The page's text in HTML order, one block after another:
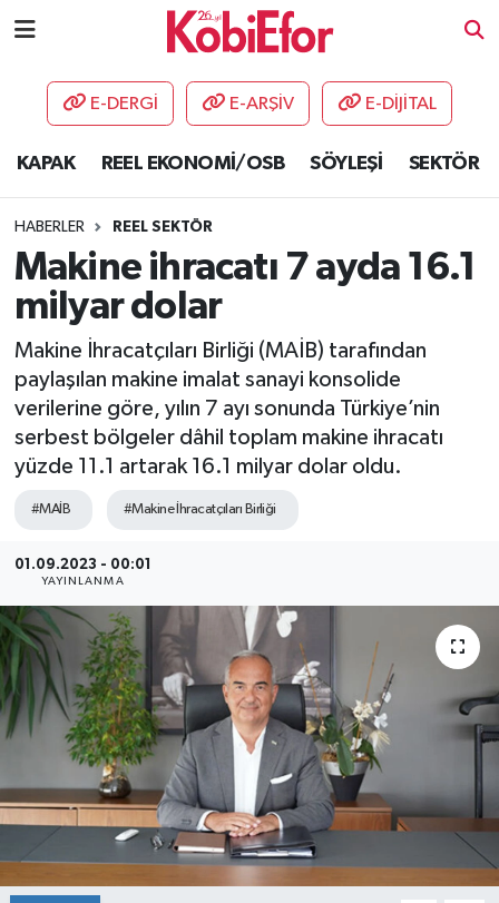
E-DERGİ E-ARŞİV E-DİJİTAL
KAPAK REEL EKONOMİ/OSB SÖYLEŞİ SEKTÖR
HABERLER REEL SEKTÖR
Makine ihracatı 7 ayda 16.1
milyar dolar
Makine İhracatçıları Birliği (MAİB) tarafından
paylaşılan makine imalat sanayi konsolide
verilerine göre, yılın 7 ayı sonunda Türkiye’nin
serbest bölgeler dâhil toplam makine ihracatı
yüzde 11.1 artarak 16.1 milyar dolar oldu.
#MAİB #Makine İhracatçıları Birliği
01.09.2023 - 00:01
YAYINLANMA
AKADEMİ
DESTEK-TEŞVİK
ETKİNLİK
GÜNCEL
HABERLER
KAPAK
SÖYLEŞİ
ÜLKE
YAŞAM